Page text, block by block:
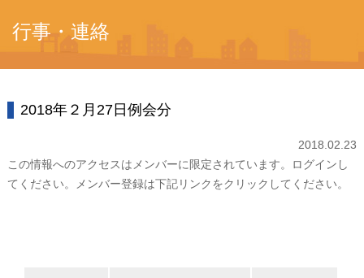
行事・連絡
2018年２月27日例会分
2018.02.23
この情報へのアクセスはメンバーに限定されています。ログインし
てください。メンバー登録は下記リンクをクリックしてください。